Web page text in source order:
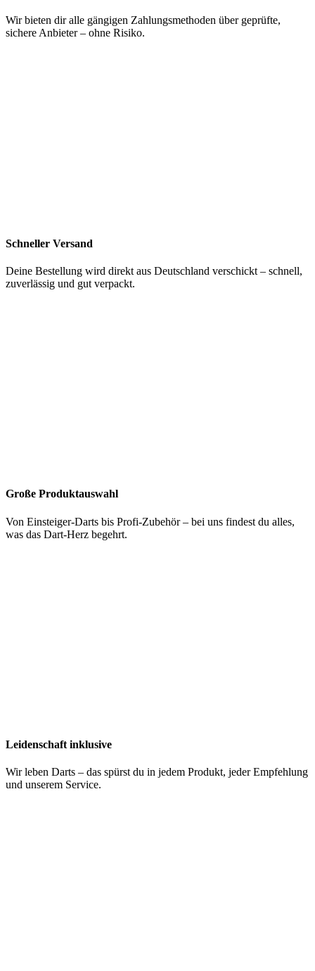
Wir bieten dir alle gängigen Zahlungsmethoden über geprüfte,
sichere Anbieter – ohne Risiko.
Schneller Versand
Deine Bestellung wird direkt aus Deutschland verschickt – schnell,
zuverlässig und gut verpackt.
Große Produktauswahl
Von Einsteiger-Darts bis Profi-Zubehör – bei uns findest du alles,
was das Dart-Herz begehrt.
Leidenschaft inklusive
Wir leben Darts – das spürst du in jedem Produkt, jeder Empfehlung
und unserem Service.